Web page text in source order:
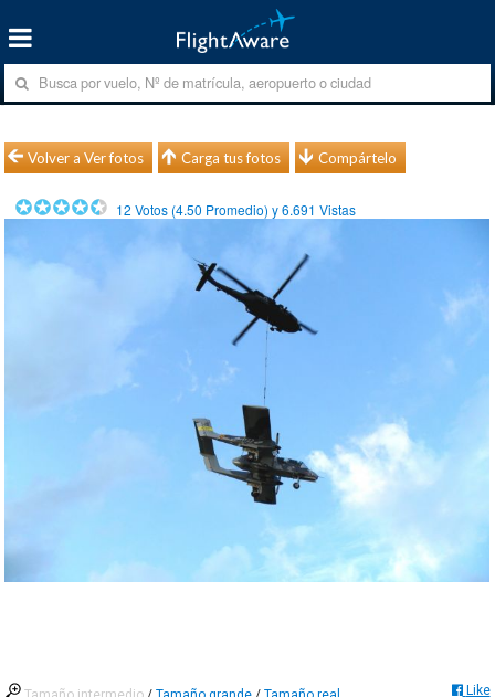
Volver a Ver fotos Carga tus fotos Compártelo
12 Votos (4.50 Promedio) y6.691 Vistas
Like